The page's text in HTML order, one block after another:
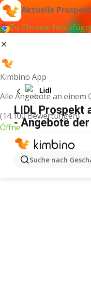
Aktuelle
Zu Chrome
Kimbino App
Alle Angebote an einem
(14.100 Bewertungen)
Öffne
Suche nach
Lidl
LIDL Prospekt
- Angebote